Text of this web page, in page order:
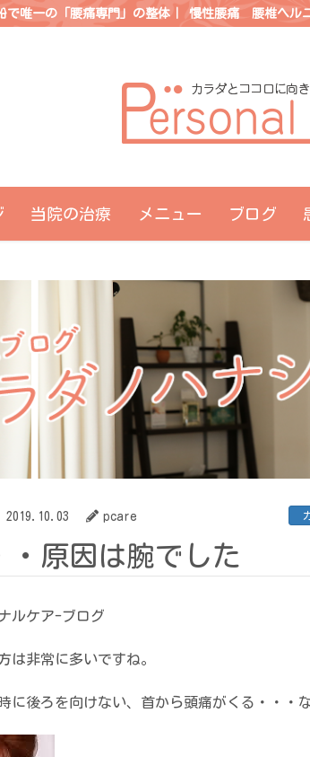
で唯一の「腰痛専門」の整体｜ 慢性腰痛 腰椎ヘ
当院の治療 メニュー ブログ
2019.10.03 pcare
・原因は腕でした
ルケア-ブログ
は非常に多いですね。
に後ろを向けない、首から頭痛がくる・・・な